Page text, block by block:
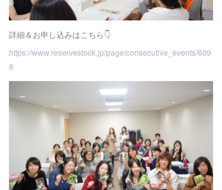
詳細＆お申し込みはこちら👇
https://www.reservestock.jp/page/consecutive_events/609
8